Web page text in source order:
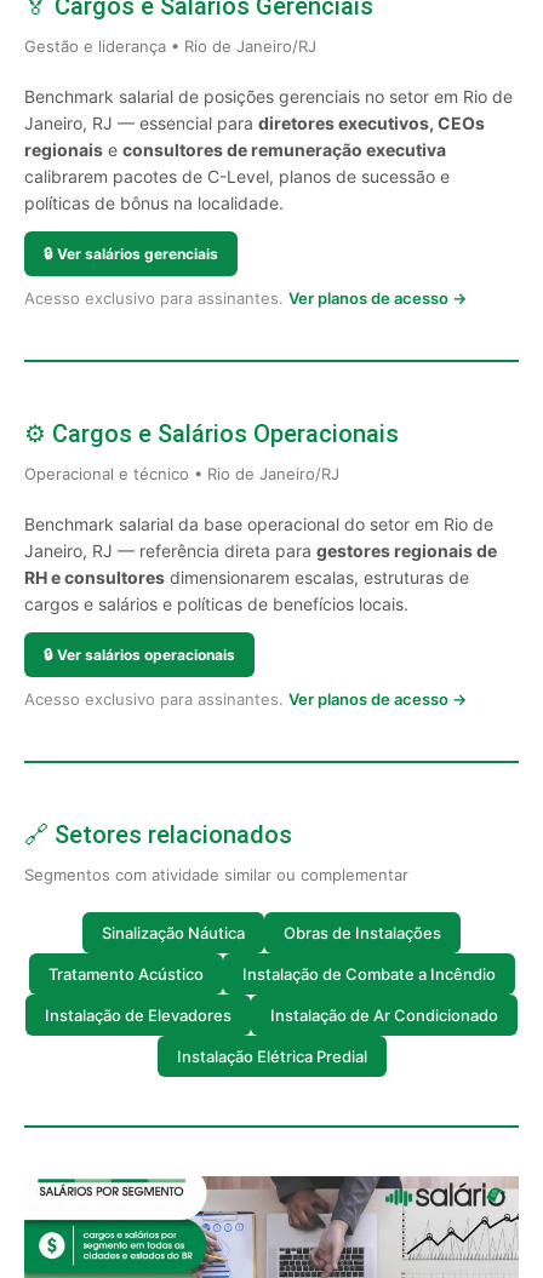
🏅 Cargos e Salários Gerenciais
Gestão e liderança • Rio de Janeiro/RJ
Benchmark salarial de posições gerenciais no setor em Rio de
Janeiro, RJ — essencial para diretores executivos, CEOs
regionais e consultores de remuneração executiva
calibrarem pacotes de C-Level, planos de sucessão e
políticas de bônus na localidade.
🔒 Ver salários gerenciais
Acesso exclusivo para assinantes. Ver planos de acesso →
⚙️ Cargos e Salários Operacionais
Operacional e técnico • Rio de Janeiro/RJ
Benchmark salarial da base operacional do setor em Rio de
Janeiro, RJ — referência direta para gestores regionais de
RH e consultores dimensionarem escalas, estruturas de
cargos e salários e políticas de benefícios locais.
🔒 Ver salários operacionais
Acesso exclusivo para assinantes. Ver planos de acesso →
🔗 Setores relacionados
Segmentos com atividade similar ou complementar
Sinalização Náutica Obras de Instalações
Tratamento Acústico Instalação de Combate a Incêndio
Instalação de Elevadores Instalação de Ar Condicionado
Instalação Elétrica Predial